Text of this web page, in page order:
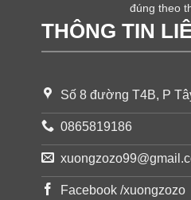
đúng theo
THÔNG TIN
Số 8 đường T4B, P
0865819186
Facebook /xuongzozo